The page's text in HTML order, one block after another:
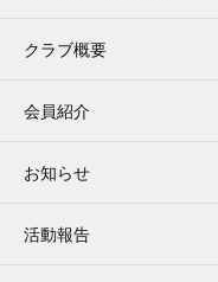
クラブ概要
会員紹介
お知らせ
活動報告